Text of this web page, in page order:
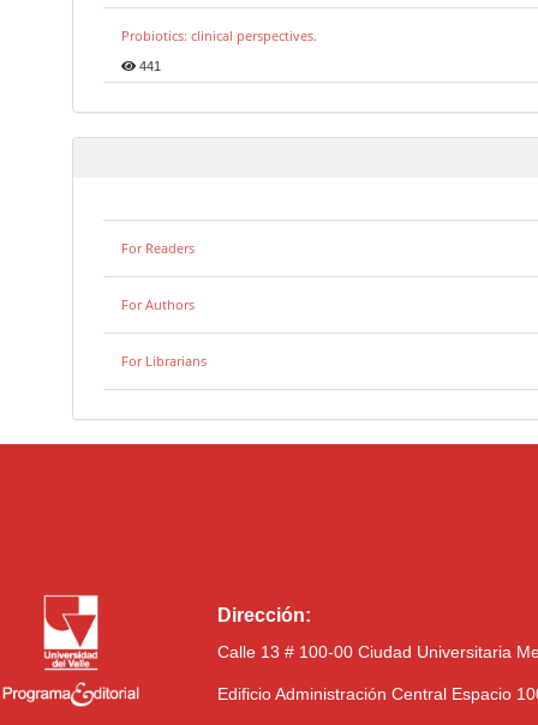
Probiotics: clinical perspectives.
441
For Readers
For Authors
For Librarians
Dirección:
Calle 13 # 100-00 Ciudad Universitaria
Edificio Administración Central Espacio